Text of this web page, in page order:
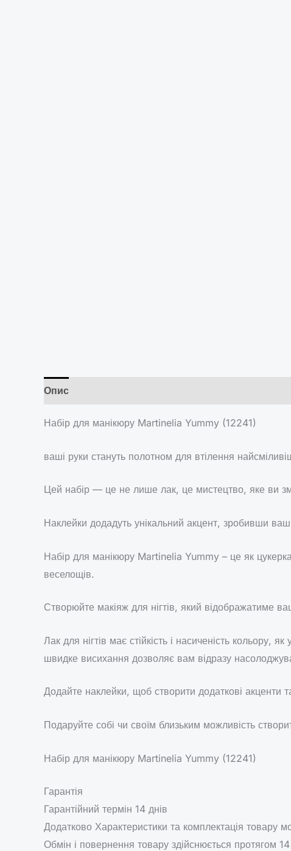
Опис
Набір для манікюру Martinelia Yummy (12241)
ваші руки стануть полотном для втілення
Цей набір — це не лише лак, це мистецтво, яке ви
Наклейки додадуть унікальний акцент, зробивши
Набір для манікюру Martinelia Yummy – це як
веселощів.
Створюйте макіяж для нігтів, який відображатиме
Лак для нігтів має стійкість і насиченість кольору,
швидке висихання дозволяє вам відразу
Додайте наклейки, щоб створити додаткові акценти
Подаруйте собі чи своїм близьким можливість
Набір для манікюру Martinelia Yummy (12241)
Гарантія
Гарантійний термін 14 днів
Додатково Характеристики та комплектація товару
Обмін і повернення товару здійснюється протягом